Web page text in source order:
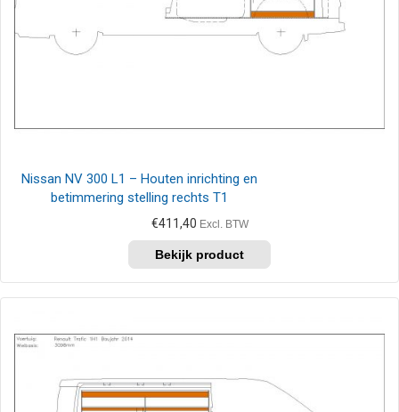
Nissan NV 300 L1 – Houten inrichting en
betimmering stelling rechts T1
€411,40 Excl. BTW